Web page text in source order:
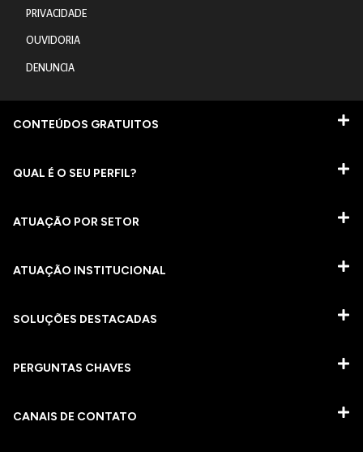
PRIVACIDADE
OUVIDORIA
DENUNCIA
CONTEÚDOS GRATUITOS
QUAL É O SEU PERFIL?
ATUAÇÃO POR SETOR
ATUAÇÃO INSTITUCIONAL
SOLUÇÕES DESTACADAS
PERGUNTAS CHAVES​
CANAIS DE CONTATO